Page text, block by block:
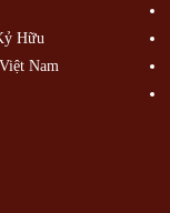
Hữu
Nam